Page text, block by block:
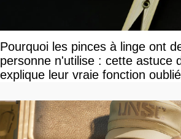
Pourquoi les pinces à linge ont
personne n'utilise : cette astuce
explique leur vraie fonction